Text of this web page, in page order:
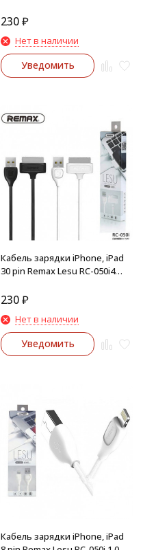
230₽
Нет в наличии
Уведомить
Кабель зарядки iPhone, iPad
30 pin Remax Lesu RC-050i4
230₽
Нет в наличии
Уведомить
Кабель зарядки iPhone, iPad